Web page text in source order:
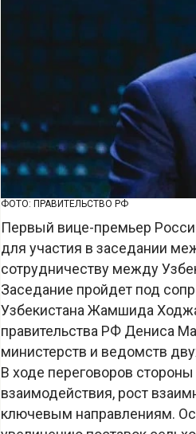
ФОТО: ПРАВИТЕЛЬСТВО РФ
Первый вице-премьер
для участия в заседании
сотрудничеству между
Заседание пройдет под
Узбекистана Жамшида
правительства РФ Дениса
министерств и ведомств
В ходе переговоров
взаимодействия, рост
ключевым направлениям.